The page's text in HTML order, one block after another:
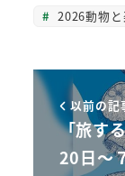
2026動物
以前の記
「旅す
20日～